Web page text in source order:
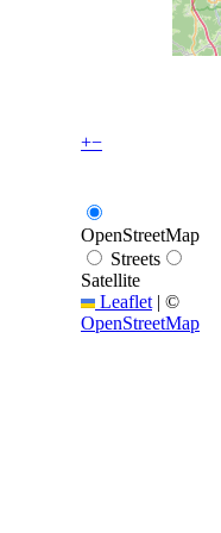
+−
OpenStreetMap
Streets
Satellite
Leaflet | ©
OpenStreetMap